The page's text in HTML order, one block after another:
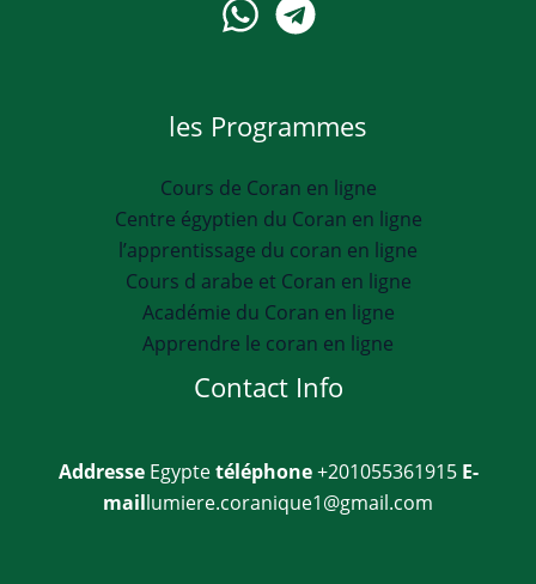
les Programmes
Cours de Coran en ligne
Centre égyptien du Coran en ligne
l’apprentissage du coran en ligne
Cours d arabe et Coran en ligne
Académie du Coran en ligne
Apprendre le coran en ligne
Contact Info
AddresseEgyptetéléphone+201055361915 E-
maillumiere.coranique1@gmail.com